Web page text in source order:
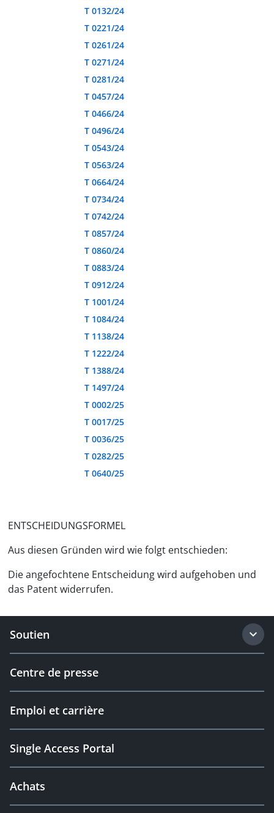
T 0132/24
T 0221/24
T 0261/24
T 0271/24
T 0281/24
T 0457/24
T 0466/24
T 0496/24
T 0543/24
T 0563/24
T 0664/24
T 0734/24
T 0742/24
T 0857/24
T 0860/24
T 0883/24
T 0912/24
T 1001/24
T 1084/24
T 1138/24
T 1222/24
T 1388/24
T 1497/24
T 0002/25
T 0017/25
T 0036/25
T 0282/25
T 0640/25
ENTSCHEIDUNGSFORMEL
Aus diesen Gründen wird wie folgt entschieden:
Die angefochtene Entscheidung wird aufgehoben und
das Patent widerrufen.
Soutien
Centre de presse
Emploi et carrière
Single Access Portal
Achats